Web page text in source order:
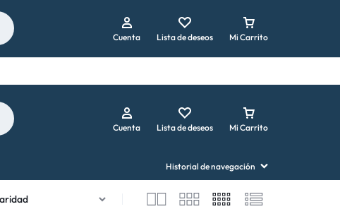
Cuenta Lista de deseos Mi Carrito
Historial de navegación
Cuenta Lista de deseos Mi Carrito